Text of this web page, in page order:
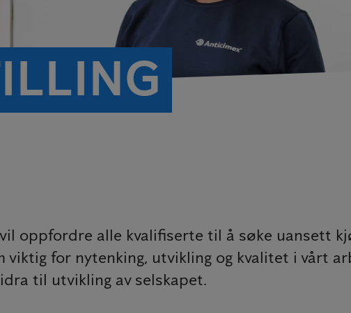
oppfordre alle kvalifiserte til å søke uansett
for nytenking, utvikling og kvalitet i vårt
til utvikling av selskapet.